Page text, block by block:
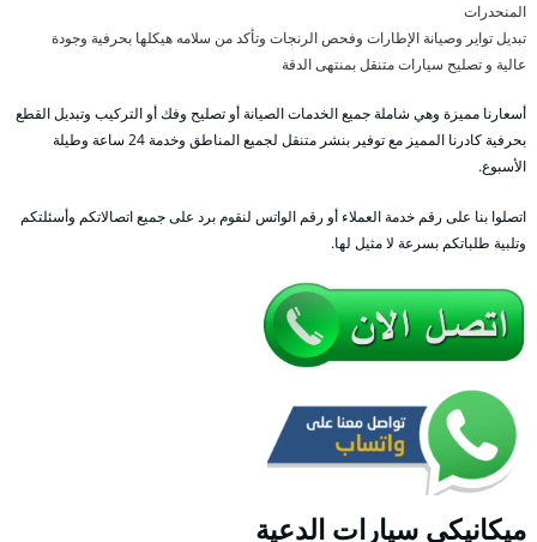
المنحدرات
تبديل تواير وصيانة الإطارات وفحص الرنجات وتأكد من سلامه هيكلها بحرفية وجودة
عالية و تصليح سيارات متنقل بمنتهى الدقة
أسعارنا مميزة وهي شاملة جميع الخدمات الصيانة أو تصليح وفك أو التركيب وتبديل القطع
بحرفية كادرنا المميز مع توفير بنشر متنقل لجميع المناطق وخدمة 24 ساعة وطيلة
الأسبوع.
اتصلوا بنا على رقم خدمة العملاء أو رقم الواتس لنقوم برد على جميع اتصالاتكم وأسئلتكم
وتلبية طلباتكم بسرعة لا مثيل لها.
ميكانيكي سيارات الدعية